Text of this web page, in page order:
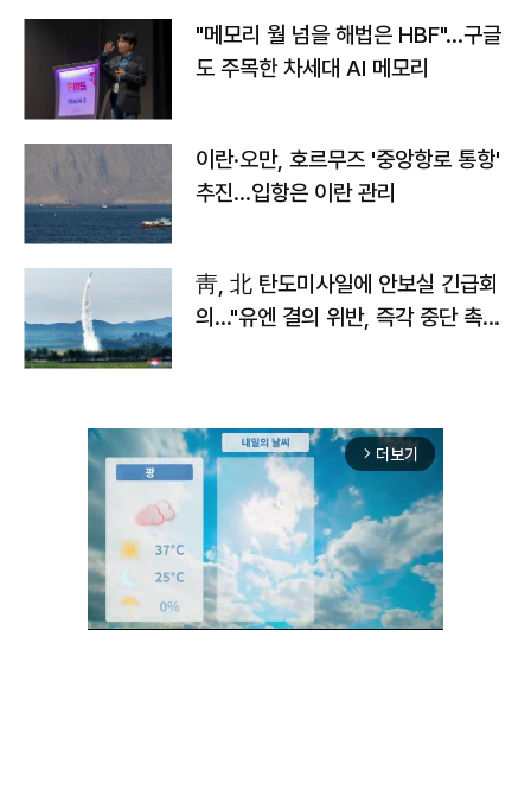
"메모리 월 넘을 해법은 HBF"…구글
도 주목한 차세대 AI 메모리
이란·오만, 호르무즈 '중앙항로 통항'
추진…입항은 이란 관리
靑, 北 탄도미사일에 안보실 긴급회
의…"유엔 결의 위반, 즉각 중단 촉
arrow_forward_ios 더보기